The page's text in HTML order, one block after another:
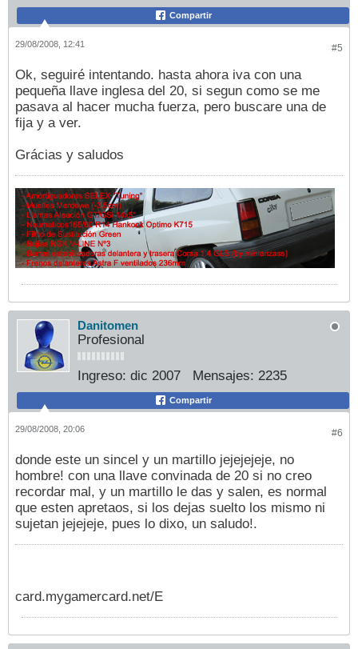
Compartir
#5
29/08/2008, 12:41
Ok, seguiré intentando. hasta ahora iva con una
pequeña llave inglesa del 20, si segun como se me
pasava al hacer mucha fuerza, pero buscare una de
fija y a ver.
Grácias y saludos
Danitomen
Profesional
Ingreso: dic 2007 Mensajes: 2235
Compartir
#6
29/08/2008, 20:06
donde este un sincel y un martillo jejejejeje, no
hombre! con una llave convinada de 20 si no creo
recordar mal, y un martillo le das y salen, es normal
que esten apretaos, si los dejas suelto los mismo ni
sujetan jejejeje, pues lo dixo, un saludo!.
card.mygamercard.net/E